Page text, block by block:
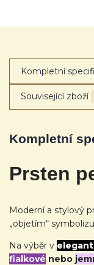
Kompletní
Související zboží
Kompletní
Prsten
Moderní a stylový
„objetím“
Na výběr v
fialkové nebo